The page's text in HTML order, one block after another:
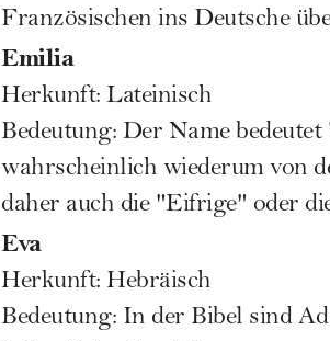
Französischen ins Deutsche
Emilia
Herkunft: Lateinisch
Bedeutung: Der Name
wahrscheinlich wiederum von
daher auch die "Eifrige" oder
Eva
Herkunft: Hebräisch
Bedeutung: In der Bibel sind